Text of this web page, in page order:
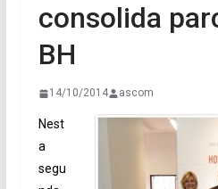
consolida
BH
14/10/2014 ascom
Nest
a
segu